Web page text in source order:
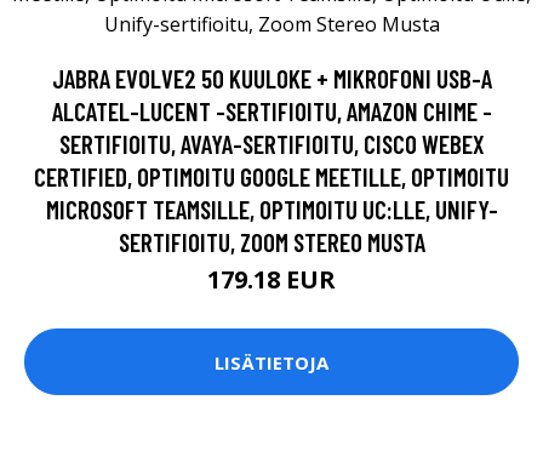
JABRA EVOLVE2 50 KUULOKE + MIKROFONI USB-A
ALCATEL-LUCENT -SERTIFIOITU, AMAZON CHIME -
SERTIFIOITU, AVAYA-SERTIFIOITU, CISCO WEBEX
CERTIFIED, OPTIMOITU GOOGLE MEETILLE, OPTIMOITU
MICROSOFT TEAMSILLE, OPTIMOITU UC:LLE, UNIFY-
SERTIFIOITU, ZOOM STEREO MUSTA
179.18 EUR
LISÄTIETOJA